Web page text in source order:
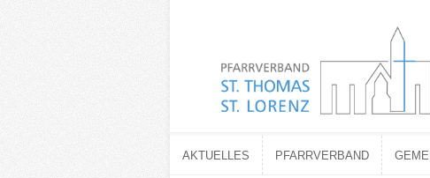
AKTUELLES PFARRVERBAND